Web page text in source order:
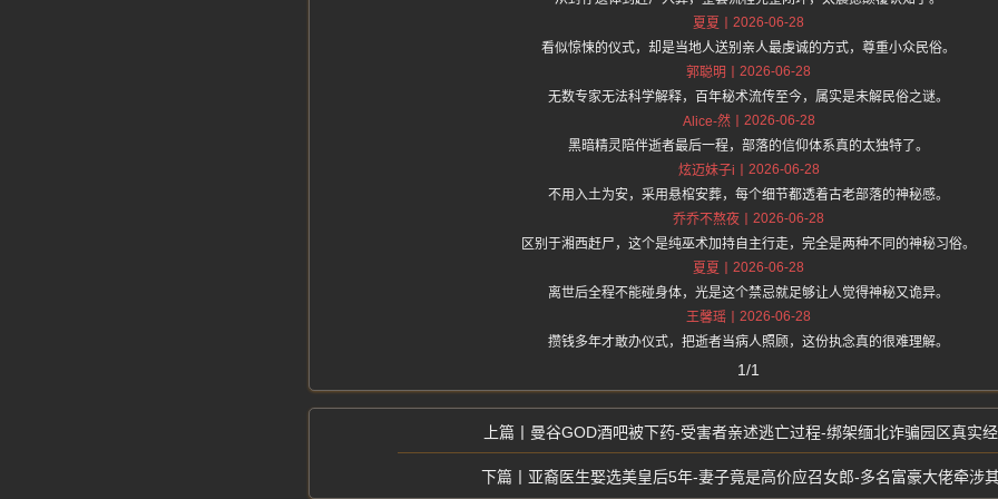
夏夏
2026-06-28
看似惊悚的仪式，却是当地人送别亲人最虔诚的方式，尊重小众民俗。
郭聪明
2026-06-28
无数专家无法科学解释，百年秘术流传至今，属实是未解民俗之谜。
Alice-然
2026-06-28
黑暗精灵陪伴逝者最后一程，部落的信仰体系真的太独特了。
炫迈妹子i
2026-06-28
不用入土为安，采用悬棺安葬，每个细节都透着古老部落的神秘感。
乔乔不熬夜
2026-06-28
区别于湘西赶尸，这个是纯巫术加持自主行走，完全是两种不同的神秘习俗。
夏夏
2026-06-28
离世后全程不能碰身体，光是这个禁忌就足够让人觉得神秘又诡异。
王馨瑶
2026-06-28
攒钱多年才敢办仪式，把逝者当病人照顾，这份执念真的很难理解。
1/1
曼谷GOD酒吧被下药-受害者亲述逃亡过程-绑架缅北诈骗园区真实
亚裔医生娶选美皇后5年-妻子竟是高价应召女郎-多名富豪大佬牵涉